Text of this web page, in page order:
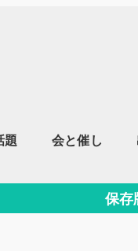
題 会と催し
保存